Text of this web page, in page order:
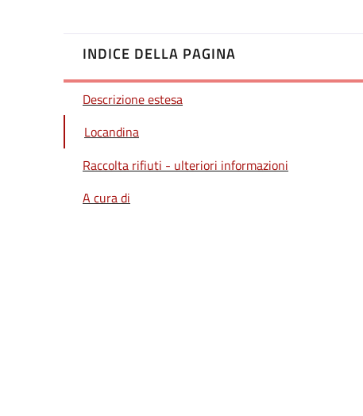
INDICE DELLA PAGINA
Descrizione estesa
Locandina
Raccolta rifiuti - ulteriori informazioni
A cura di